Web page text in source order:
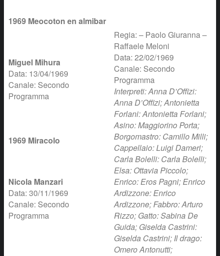
1969 Meocoton en almibar
Miguel Mihura
Data: 13/04/1969
Canale: Secondo
Programma
1969 Miracolo
Nicola Manzari
Data: 30/11/1969
Canale: Secondo
Programma
Regia: – Paolo Giuranna –
Raffaele Meloni
Data: 22/02/1969
Canale: Secondo
Programma
Interpreti: Anna D’Offizi:
Anna D’Offizi; Antonietta
Forlani: Antonietta Forlani;
Asino: Maggiorino Porta;
Borgomastro: Camillo Milli;
Cappellaio: Luigi Dameri;
Carla Bolelli: Carla Bolelli;
Elsa: Ottavia Piccolo;
Enrico: Eros Pagni; Enrico
Ardizzone: Enrico
Ardizzone; Fabbro: Arturo
Rizzo; Gatto: Sabina De
Guida; Giselda Castrini:
Giselda Castrini; Il drago:
Omero Antonutti;